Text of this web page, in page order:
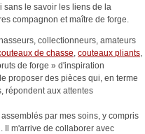
sans le savoir les liens de la
compagnon et maître de forge.
collectionneurs, amateurs
de chasse, couteaux pliants,
de forge » d'inspiration
proposer des pièces qui, en terme
répondent aux attentes
par mes soins, y compris
Il m'arrive de collaborer avec